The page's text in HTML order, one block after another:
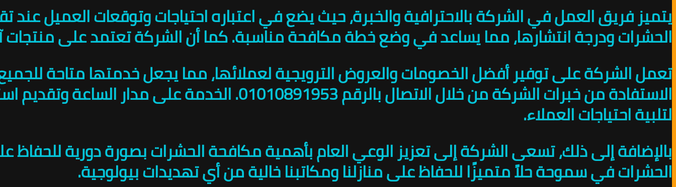
يتميز فريق العمل في الشركة بالاحترافية والخبرة، حيث يضع في اعتباره احتياجات وتوقعات العميل عند
الحشرات ودرجة انتشارها، مما يساعد في وضع خطة مكافحة مناسبة. كما أن الشركة تعتمد على منتجات
تعمل الشركة على توفير أفضل الخصومات والعروض الترويجية لعملائها، مما يجعل خدمتها متاحة
الاستفادة من خبرات الشركة من خلال الاتصال بالرقم
لتلبية احتياجات العملاء.
بالإضافة إلى ذلك، تسعى الشركة إلى تعزيز الوعي العام بأهمية مكافحة الحشرات بصورة دورية للحفاظ
الحشرات في سموحة حلاً متميزًا للحفاظ على منازلنا ومكاتبنا خالية من أي تهديدات بيولوجية.